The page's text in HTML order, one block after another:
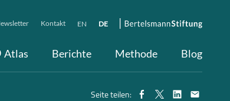
Atlas Berichte Methode Blog
Kontakt EN DE
Seite teilen: